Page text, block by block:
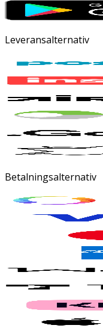
Leveransalternativ
Betalningsalternativ